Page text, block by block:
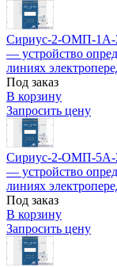
Сириус-2-ОМП-1А-
— устройство
линиях
Под заказ
В корзину
Запросить цену
Сириус-2-ОМП-5А-
— устройство
линиях
Под заказ
В корзину
Запросить цену